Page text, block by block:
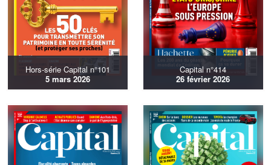
Hors-série Capital n°101
5 mars 2026
Capital n°414
26 février 2026